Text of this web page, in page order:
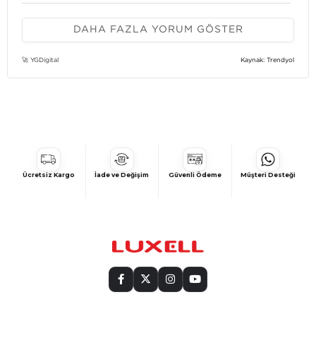
15 Ekim 2025
DAHA FAZLA YORUM GÖSTER
🚀 YGDigital Kaynak: Trendyol
Ücretsiz Kargo İade ve Değişim Güvenli Ödeme Müşteri Desteği